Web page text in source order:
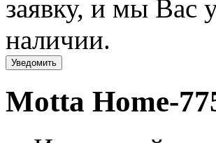
заявку, и мы Вас
наличии.
Уведомить
Motta Home-